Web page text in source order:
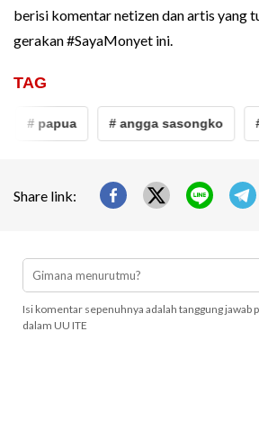
berisi komentar netizen dan artis yang
gerakan #SayaMonyet ini.
TAG
# papua # angga sasongko
Share link:
Isi komentar sepenuhnya adalah tanggung jawab
dalam UU ITE